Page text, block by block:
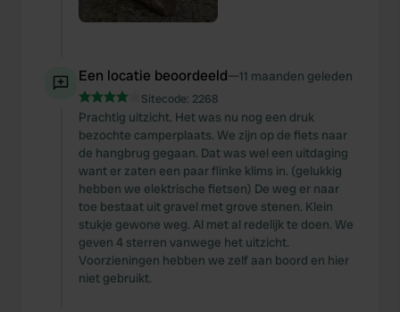
Een locatie beoordeeld—11 maanden geleden
Sitecode: 2268
Prachtig uitzicht. Het was nu nog een druk
bezochte camperplaats. We zijn op de fiets naar
de hangbrug gegaan. Dat was wel een uitdaging
want er zaten een paar flinke klims in. (gelukkig
hebben we elektrische fietsen) De weg er naar
toe bestaat uit gravel met grove stenen. Klein
stukje gewone weg. Al met al redelijk te doen. We
geven 4 sterren vanwege het uitzicht.
Voorzieningen hebben we zelf aan boord en hier
niet gebruikt.